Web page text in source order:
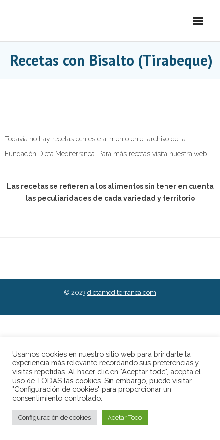
Recetas con Bisalto (Tirabeque)
Todavía no hay recetas con este alimento en el archivo de la
Fundación Dieta Mediterránea. Para más recetas visita nuestra web
Las recetas se refieren a los alimentos sin tener en cuenta
las peculiaridades de cada variedad y territorio
© 2023 dietamediterranea.com
Usamos cookies en nuestro sitio web para brindarle la
experiencia más relevante recordando sus preferencias y
visitas repetidas. Al hacer clic en "Aceptar todo", acepta el
uso de TODAS las cookies. Sin embargo, puede visitar
"Configuración de cookies" para proporcionar un
consentimiento controlado.
Configuración de cookies Acetar Todo